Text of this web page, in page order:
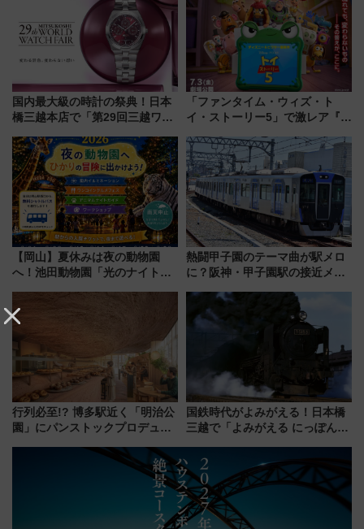
どに【JR東日本】
国内最大級の時計の祭典！日本
橋三越本店で「第29回三越ワー
【2026年8月5日～25日】
「ファンタイム・ウィズ・ト
イ・ストーリー5」で激レア『ロ
デコレーションも徹底解説
【岡山】夏休みは夜の動物園
へ！池田動物園「光のナイトズ
熱闘甲子園のテーマ曲が駅メロ
に？阪神・甲子園駅の接近メロ
谷実アレンジの特別仕様へ、8月
5日始発から
行列必至!? 博多駅近く「明治公
園」にパンストックプロデュー
オープン 秋からはビストロ営業
国鉄時代がよみがえる！日本橋
三越で「よみがえる にっぽんの
敬の名作写真も、駅弁フェスも
同時開催！